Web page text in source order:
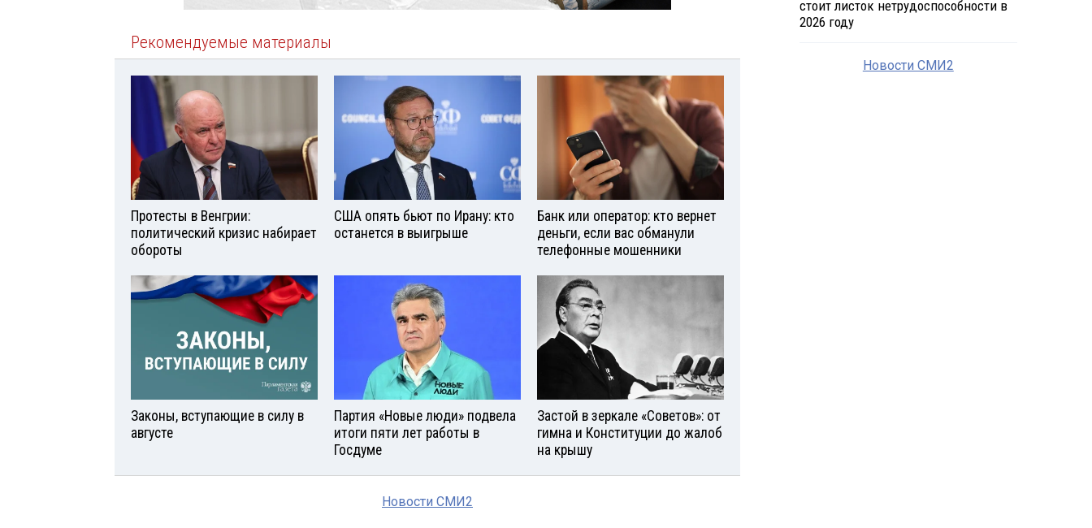
Рекомендуемые материалы
Протесты в Венгрии:
политический кризис набирает
обороты
США опять бьют по Ирану: кто
останется в выигрыше
Банк или оператор: кто вернет
деньги, если вас обманули
телефонные мошенники
Законы, вступающие в силу в
августе
Партия «Новые люди» подвела
итоги пяти лет работы в
Госдуме
Застой в зеркале «Советов»: от
гимна и Конституции до жалоб
на крышу
Новости СМИ2
стоит листок нетрудоспособности в
2026 году
Новости СМИ2